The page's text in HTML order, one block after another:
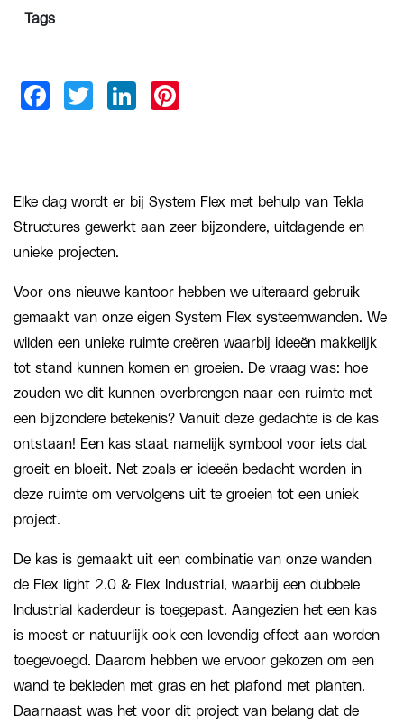
Tags
Elke dag wordt er bij System Flex met behulp van Tekla
Structures gewerkt aan zeer bijzondere, uitdagende en
unieke projecten.
Voor ons nieuwe kantoor hebben we uiteraard gebruik
gemaakt van onze eigen System Flex systeemwanden. We
wilden een unieke ruimte creëren waarbij ideeën makkelijk
tot stand kunnen komen en groeien. De vraag was: hoe
zouden we dit kunnen overbrengen naar een ruimte met
een bijzondere betekenis? Vanuit deze gedachte is de kas
ontstaan! Een kas staat namelijk symbool voor iets dat
groeit en bloeit. Net zoals er ideeën bedacht worden in
deze ruimte om vervolgens uit te groeien tot een uniek
project.
De kas is gemaakt uit een combinatie van onze wanden
de Flex light 2.0 & Flex Industrial, waarbij een dubbele
Industrial kaderdeur is toegepast. Aangezien het een kas
is moest er natuurlijk ook een levendig effect aan worden
toegevoegd. Daarom hebben we ervoor gekozen om een
wand te bekleden met gras en het plafond met planten.
Daarnaast was het voor dit project van belang dat de